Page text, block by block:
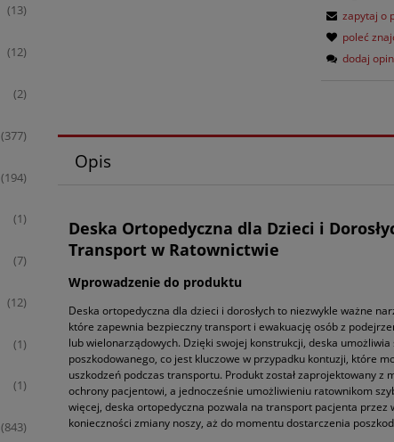
(13)
(12)
(2)
(377)
(194)
(1)
(7)
(12)
(1)
(1)
(843)
zapytaj o
poleć
dodaj
Opis
Deska Ortopedyczna dla Dzieci i
Transport w Ratownictwie
Wprowadzenie do produktu
Deska ortopedyczna dla dzieci i dorosłych to niezwykle ważne
które zapewnia bezpieczny transport i ewakuację osób z
lub wielonarządowych. Dzięki swojej konstrukcji, deska
poszkodowanego, co jest kluczowe w przypadku kontuzji, które
uszkodzeń podczas transportu. Produkt został zaprojektowany z
ochrony pacjentowi, a jednocześnie umożliwieniu ratownikom
więcej, deska ortopedyczna pozwala na transport pacjenta przez
konieczności zmiany noszy, aż do momentu dostarczenia